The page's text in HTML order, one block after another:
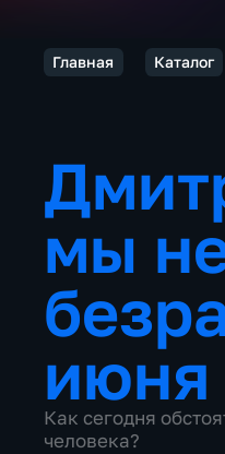
Главная Каталог
мы
июня
Как сегодня
человека?